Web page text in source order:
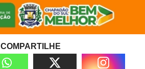
COMPARTILHE